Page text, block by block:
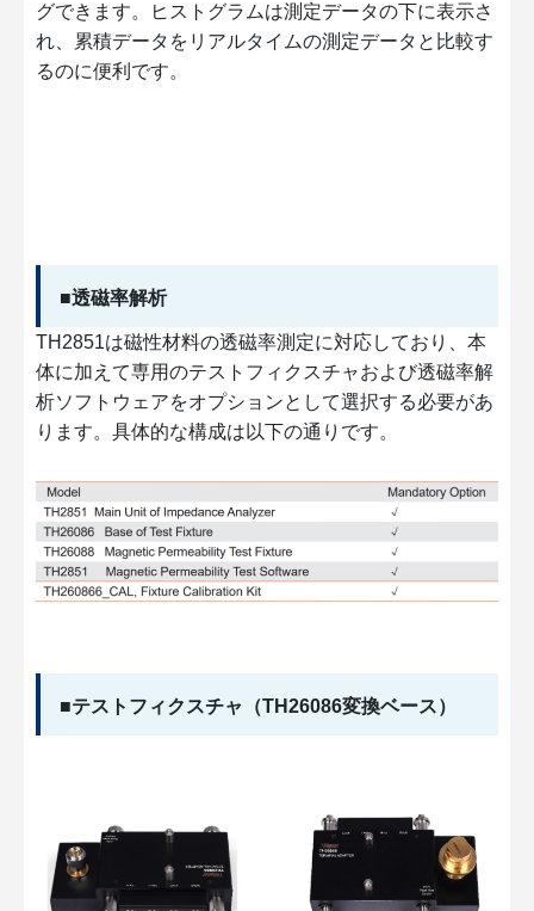
グできます。ヒストグラムは測定データの下に表示さ
れ、累積データをリアルタイムの測定データと比較す
るのに便利です。
■透磁率解析
TH2851は磁性材料の透磁率測定に対応しており、本
体に加えて専用のテストフィクスチャおよび透磁率解
析ソフトウェアをオプションとして選択する必要があ
ります。具体的な構成は以下の通りです。
■テストフィクスチャ（TH26086変換ベース）